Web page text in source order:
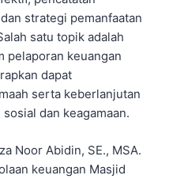
strategi pemanfaatan
satu topik adalah
pelaporan keuangan
dapat
serta keberlanjutan
dan keagamaan.
Noor Abidin, SE., MSA.
keuangan Masjid